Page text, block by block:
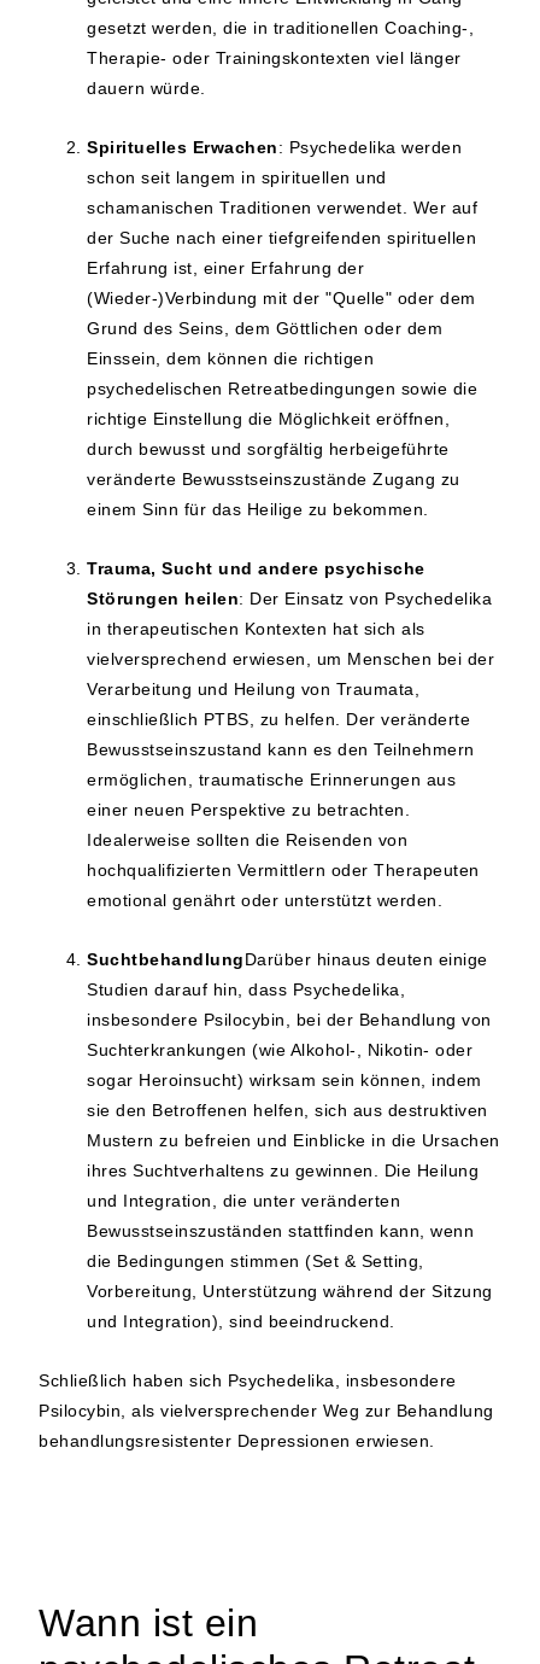
gesetzt werden, die in traditionellen Coaching-,
Therapie- oder Trainingskontexten viel länger
dauern würde.
Spirituelles Erwachen: Psychedelika werden
schon seit langem in spirituellen und
schamanischen Traditionen verwendet. Wer auf
der Suche nach einer tiefgreifenden spirituellen
Erfahrung ist, einer Erfahrung der
(Wieder-)Verbindung mit der "Quelle" oder dem
Grund des Seins, dem Göttlichen oder dem
Einssein, dem können die richtigen
psychedelischen Retreatbedingungen sowie die
richtige Einstellung die Möglichkeit eröffnen,
durch bewusst und sorgfältig herbeigeführte
veränderte Bewusstseinszustände Zugang zu
einem Sinn für das Heilige zu bekommen.
Trauma, Sucht und andere psychische
Störungen heilen: Der Einsatz von Psychedelika
in therapeutischen Kontexten hat sich als
vielversprechend erwiesen, um Menschen bei der
Verarbeitung und Heilung von Traumata,
einschließlich PTBS, zu helfen. Der veränderte
Bewusstseinszustand kann es den Teilnehmern
ermöglichen, traumatische Erinnerungen aus
einer neuen Perspektive zu betrachten.
Idealerweise sollten die Reisenden von
hochqualifizierten Vermittlern oder Therapeuten
emotional genährt oder unterstützt werden.
SuchtbehandlungDarüber hinaus deuten einige
Studien darauf hin, dass Psychedelika,
insbesondere Psilocybin, bei der Behandlung von
Suchterkrankungen (wie Alkohol-, Nikotin- oder
sogar Heroinsucht) wirksam sein können, indem
sie den Betroffenen helfen, sich aus destruktiven
Mustern zu befreien und Einblicke in die Ursachen
ihres Suchtverhaltens zu gewinnen. Die Heilung
und Integration, die unter veränderten
Bewusstseinszuständen stattfinden kann, wenn
die Bedingungen stimmen (Set & Setting,
Vorbereitung, Unterstützung während der Sitzung
und Integration), sind beeindruckend.
Schließlich haben sich Psychedelika, insbesondere
Psilocybin, als vielversprechender Weg zur Behandlung
behandlungsresistenter Depressionen erwiesen.
Wann ist ein